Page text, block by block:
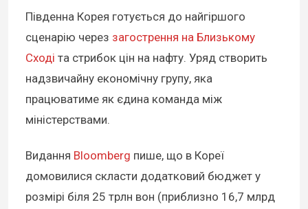
Південна Корея готується до найгіршого
сценарію через загострення на Близькому
Сході та стрибок цін на нафту. Уряд створить
надзвичайну економічну групу, яка
працюватиме як єдина команда між
міністерствами.
Видання Bloomberg пише, що в Кореї
домовилися скласти додатковий бюджет у
розмірі біля 25 трлн вон (приблизно 16,7 млрд